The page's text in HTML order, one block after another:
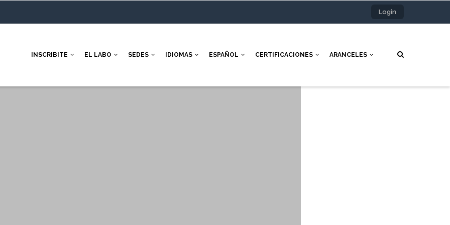
Login
INSCRIBITE EL LABO SEDES IDIOMAS ESPAÑOL CERTIFICACIONES ARANCELES